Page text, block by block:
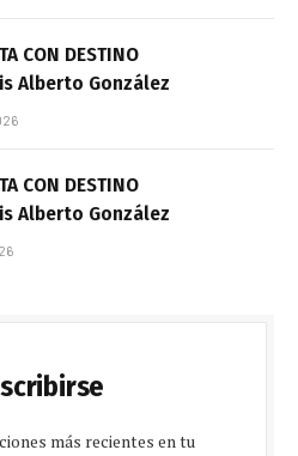
CON DESTINO
Alberto González
CON DESTINO
Alberto González
más recientes en tu